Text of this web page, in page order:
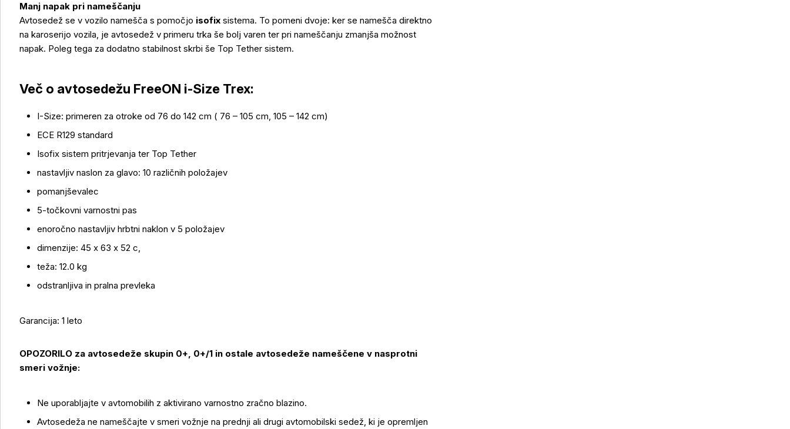
Več o izdelku
Manj napak pri nameščanju
Avtosedež se v vozilo namešča s pomočjo isofix sistema. To pomeni dvoje: ker se namešča direktno
na karoserijo vozila, je avtosedež v primeru trka še bolj varen ter pri nameščanju zmanjša možnost
napak. Poleg tega za dodatno stabilnost skrbi še Top Tether sistem.
Več o avtosedežu FreeON i-Size Trex:
I-Size: primeren za otroke od 76 do 142 cm ( 76 – 105 cm, 105 – 142 cm)
ECE R129 standard
Isofix sistem pritrjevanja ter Top Tether
nastavljiv naslon za glavo: 10 različnih položajev
pomanjševalec
5-točkovni varnostni pas
enoročno nastavljiv hrbtni naklon v 5 položajev
dimenzije: 45 x 63 x 52 c,
teža: 12.0 kg
odstranljiva in pralna prevleka
Garancija: 1 leto
OPOZORILO za avtosedeže skupin 0+, 0+/1 in ostale avtosedeže nameščene v nasprotni
smeri vožnje:
Ne uporabljajte v avtomobilih z aktivirano varnostno zračno blazino.
Avtosedeža ne nameščajte v smeri vožnje na prednji ali drugi avtomobilski sedež, ki je opremljen